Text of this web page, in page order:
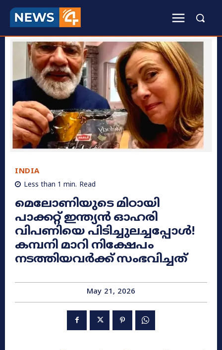
INDIA
Less than 1 min. Read
മെലോണിയുടെ മിഠായി
പാക്കറ്റ് ഇന്ത്യൻ ഓഹരി
വിപണിയെ പിടിച്ചുലച്ചപ്പോൾ!
കമ്പനി മാറി നിക്ഷേപം
നടത്തിയവർക്ക് സംഭവിച്ചത്
May 21, 2026